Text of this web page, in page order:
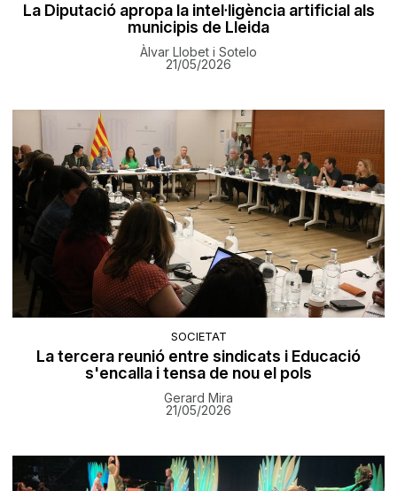
La Diputació apropa la intel·ligència artificial als
municipis de Lleida
Àlvar Llobet i Sotelo
21/05/2026
SOCIETAT
La tercera reunió entre sindicats i Educació
s'encalla i tensa de nou el pols
Gerard Mira
21/05/2026